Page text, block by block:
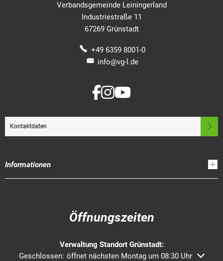
Verbandsgemeinde Leiningerland
Industriestraße 11
67269 Grünstadt
+49 6359 8001-0
info@vg-l.de
Kontaktdaten
Informationen
Öffnungszeiten
Verwaltung Standort Grünstadt:
Klicken, um weitere Öffnungs- oder Schließzeiten
Geschlossen: öffnet nächsten Montag um 08:30 Uhr